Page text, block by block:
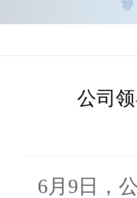
公司
6月9日，